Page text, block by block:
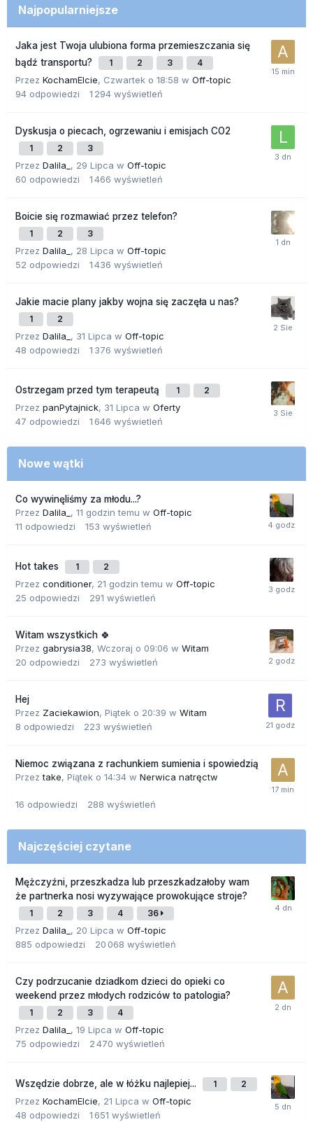
Najpopularniejsze
Jaka jest Twoja ulubiona forma przemieszczania się
bądź transportu?
1 2 3 4
Przez KochamElcie, Czwartek o 18:58 w Off-topic
94 odpowiedzi 1 294 wyświetleń
Dyskusja o piecach, ogrzewaniu i emisjach CO2
1 2 3
Przez Dalila_ , 29 Lipca w Off-topic
60 odpowiedzi 1 466 wyświetleń
Boicie się rozmawiać przez telefon?
1 2 3
Przez Dalila_ , 28 Lipca w Off-topic
52 odpowiedzi 1 436 wyświetleń
Jakie macie plany jakby wojna się zaczęła u nas?
1 2
Przez Dalila_ , 31 Lipca w Off-topic
48 odpowiedzi 1 376 wyświetleń
Ostrzegam przed tym terapeutą 1 2
Przez panPytajnick, 31 Lipca w Oferty
47 odpowiedzi 1 646 wyświetleń
Nowe wątki
Co wywinęliśmy za młodu...?
Przez Dalila_ , 11 godzin temu w Off-topic
11 odpowiedzi 153 wyświetleń
Hot takes 1 2
Przez conditioner, 21 godzin temu w Off-topic
25 odpowiedzi 291 wyświetleń
Witam wszystkich 🍀
Przez gabrysia38, Wczoraj o 09:06 w Witam
20 odpowiedzi 273 wyświetleń
Hej
Przez Zaciekawion, Piątek o 20:39 w Witam
8 odpowiedzi 223 wyświetleń
Niemoc związana z rachunkiem sumienia i spowiedzią
Przeztake, Piątek o 14:34 w Nerwica natręctw
16 odpowiedzi 288 wyświetleń
Najczęściej czytane
Mężczyźni, przeszkadza lub przeszkadzałoby wam
że partnerka nosi wyzywające prowokujące stroje?
1 2 3 4 36
Przez Dalila_ , 20 Lipca w Off-topic
885 odpowiedzi 20 068 wyświetleń
Czy podrzucanie dziadkom dzieci do opieki co
weekend przez młodych rodziców to patologia?
1 2 3 4
Przez Dalila_ , 19 Lipca w Off-topic
75 odpowiedzi 2 470 wyświetleń
Wszędzie dobrze, ale w łóżku najlepiej... 1 2
Przez KochamElcie, 21 Lipca w Off-topic
48 odpowiedzi 1 651 wyświetleń